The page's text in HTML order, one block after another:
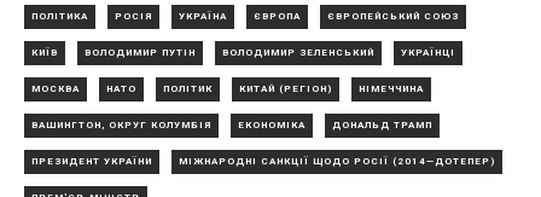
ПОЛІТИКА РОСІЯ УКРАЇНА ЄВРОПА ЄВРОПЕЙСЬКИЙ СОЮЗ
КИЇВ ВОЛОДИМИР ПУТІН ВОЛОДИМИР ЗЕЛЕНСЬКИЙ УКРАЇНЦІ
МОСКВА НАТО ПОЛІТИК КИТАЙ (РЕГІОН) НІМЕЧЧИНА
ВАШИНГТОН, ОКРУГ КОЛУМБІЯ ЕКОНОМІКА ДОНАЛЬД ТРАМП
ПРЕЗИДЕНТ УКРАЇНИ МІЖНАРОДНІ САНКЦІЇ ЩОДО РОСІЇ (2014—ДОТЕПЕР)